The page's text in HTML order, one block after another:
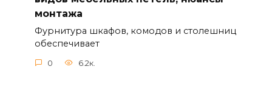
монтажа
Фурнитура шкафов, комодов и столешниц
обеспечивает
0 6.2к.